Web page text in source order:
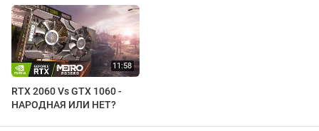
RTX 2060 Vs GTX 1060 -
НАРОДНАЯ ИЛИ НЕТ?